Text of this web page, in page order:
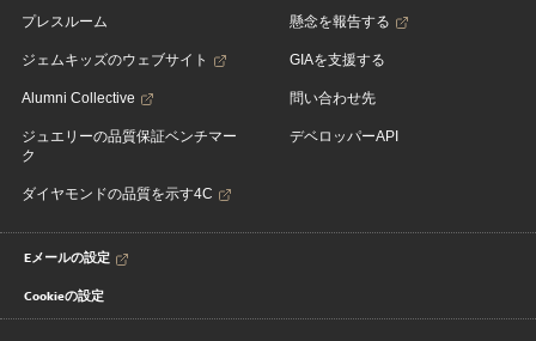
プレスルーム
ジェムキッズのウェブサイト
Alumni Collective
ジュエリーの品質保証ベンチマー
ク
ダイヤモンドの品質を示す4C
懸念を報告する
GIAを支援する
問い合わせ先
デベロッパーAPI
Eメールの設定
Cookieの設定